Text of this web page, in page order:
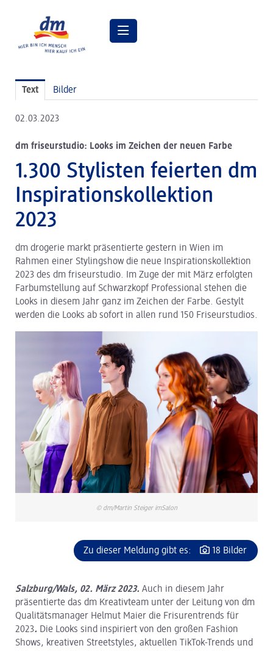
Pressebilder
dm Geschäftsführung
dm Markt
dm friseurstudio
dm kosmetikstudio
Verantwortung
Lehre bei dm
Arbeiten bei dm
dm Logistik
Über dm
Pressekontakt
ACTIVE BEAUTY
Text Bilder
02.03.2023
dm friseurstudio: Looks im Zeichen der neuen Farbe
1.300 Stylisten feierten dm
Inspirationskollektion
2023
dm drogerie markt präsentierte gestern in Wien im
Rahmen einer Stylingshow die neue Inspirationskollektion
2023 des dm friseurstudio. Im Zuge der mit März erfolgten
Farbumstellung auf Schwarzkopf Professional stehen die
Looks in diesem Jahr ganz im Zeichen der Farbe. Gestylt
werden die Looks ab sofort in allen rund 150 Friseurstudios.
© dm/Martin Steiger imSalon
Zu dieser Meldung gibt es: 18 Bilder
Salzburg/Wals, 02. März 2023. Auch in diesem Jahr
präsentierte das dm Kreativteam unter der Leitung von dm
Qualitätsmanager Helmut Maier die Frisurentrends für
2023. Die Looks sind inspiriert von den großen Fashion
Shows, kreativen Streetstyles, aktuellen TikTok-Trends und